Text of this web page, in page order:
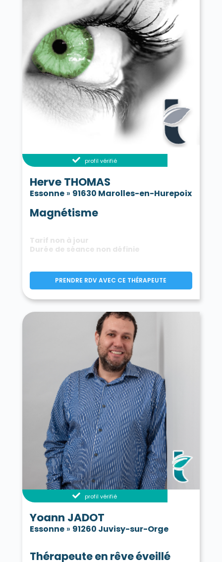
profil vérifié
Herve THOMAS
Essonne» 91630 Marolles-en-Hurepoix
Magnétisme
Tarif non à jour
Durée de séance non définie
PRENDRE RDV AVEC CE THÉRAPEUTE
profil vérifié
Yoann JADOT
Essonne» 91260 Juvisy-sur-Orge
Thérapeute en rêve éveillé